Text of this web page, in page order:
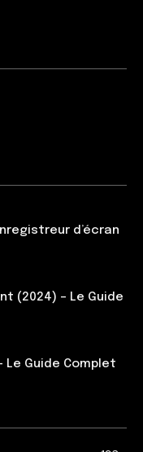
d’écran
(2024) – Le Guide
Le Guide Complet